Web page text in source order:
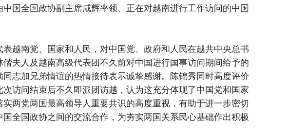
国全国政协副主席咸辉率领、正在对越南进行工作访问的中国
越南党、国家和人民，对中国党、政府和人民在越共中央总书
夫人及越南高级代表团不久前对中国进行国事访问期间给予的
同志加兄弟情谊的热情接待表示诚挚感谢。陈锦秀同时高度评价
次访问结束后不久即派团访越，认为这充分体现了中国党和国家
实两党两国最高领导人重要共识的高度重视，有助于进一步密切
国全国政协之间的交流合作，为夯实两国关系民心基础作出积极